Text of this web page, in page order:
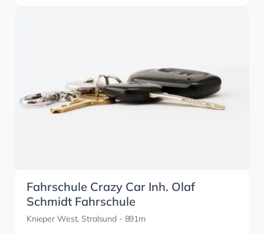
Fahrschule Crazy Car Inh. Olaf
Schmidt Fahrschule
Knieper West, Stralsund - 891m